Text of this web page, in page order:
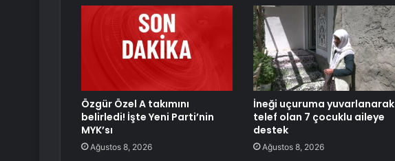
Özgür Özel A takımını
belirledi! İşte Yeni Parti’nin
MYK’sı
Ağustos 8, 2026
İneği uçuruma yuvarlanarak
telef olan 7 çocuklu aileye
destek
Ağustos 8, 2026